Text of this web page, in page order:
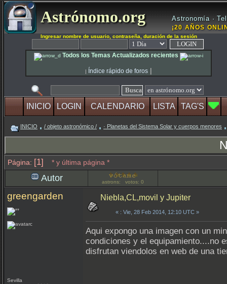
Astrónomo.org Astronomía ·
¡20 AÑOS
Ingresar nombre de usuario, contraseña, duración de la sesión
Todos los Temas Actualizados recientes
| Índice rápido de foros |
INICIO LOGIN CALENDARIO LISTA TAG'S
INICIO / objeto astronómico / · Planetas del Sistema Solar y cuerpos menores
Página: [1] * y última página *
Autor astrons: votos: 0
greengarden
Sevilla
Niebla,CL,movil y Jupiter
« : Vie, 28 Feb 2014, 12:10 UTC »
Aqui expongo una imagen con un
condiciones y el equipamiento....no
disfrutan viendolos en web de una